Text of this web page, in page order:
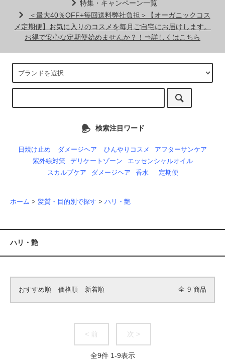
特集・キャンペーン一覧
＜最大40％OFF+毎回送料弊社負担＞【オーガニックコス
メ定期便】お気に入りのコスメを毎月ご自宅にお届けします。
お得で安心な定期便始めませんか？！⇒詳しくはこちら
検索注目ワード
日焼け止め ダメージヘア ひんやりコスメ
アフターサンケア
紫外線対策
デリケートゾーン
エッセンシャルオイル
スカルプケア
ダメージヘア 香水 定期便
ホーム > 髪質・目的別で探す > ハリ・艶
ハリ・艶
おすすめ順 価格順 新着順 全 9 商品
< 前 次 >
全9件 1-9表示